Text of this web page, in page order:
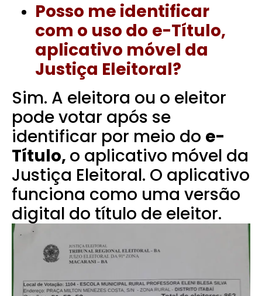
Posso me identificar
com o uso do e-Título,
aplicativo móvel da
Justiça Eleitoral?
Sim. A eleitora ou o eleitor
pode votar após se
identificar por meio do e-
Título, o aplicativo móvel da
Justiça Eleitoral. O aplicativo
funciona como uma versão
digital do título de eleitor.